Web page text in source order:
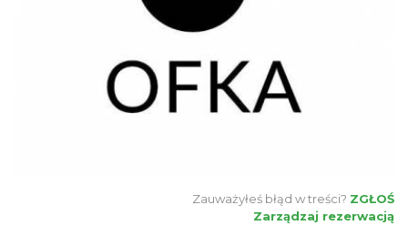
Zauważyłeś błąd w treści? ZGŁOŚ
Zarządzaj rezerwacją